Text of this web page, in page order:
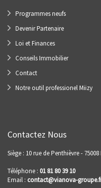
Programmes neufs
Devenir Partenaire
Loi et Finances
Conseils Immobilier
Contact
Notre outil professionel Miizy
Contactez Nous
Siège : 10 rue de Penthièvre - 75008
Téléphone : 01 81 80 39 10
Email : contact@vianova-